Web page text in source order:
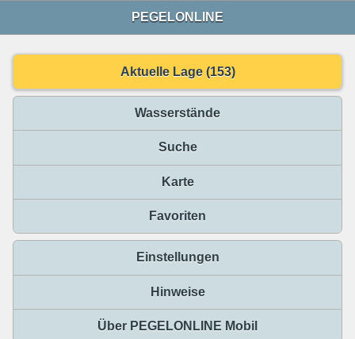
PEGELONLINE
Aktuelle Lage (153)
Wasserstände
Suche
Karte
Favoriten
Einstellungen
Hinweise
Über PEGELONLINE Mobil